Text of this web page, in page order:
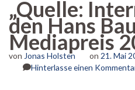
„Quelle:
den Hans
Mediapreis
von Jonas Holsten on 21. Mai
Hinterlasse einen